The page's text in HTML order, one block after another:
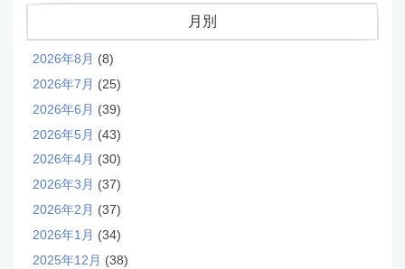
月別
2026年8月 (8)
2026年7月 (25)
2026年6月 (39)
2026年5月 (43)
2026年4月 (30)
2026年3月 (37)
2026年2月 (37)
2026年1月 (34)
2025年12月 (38)